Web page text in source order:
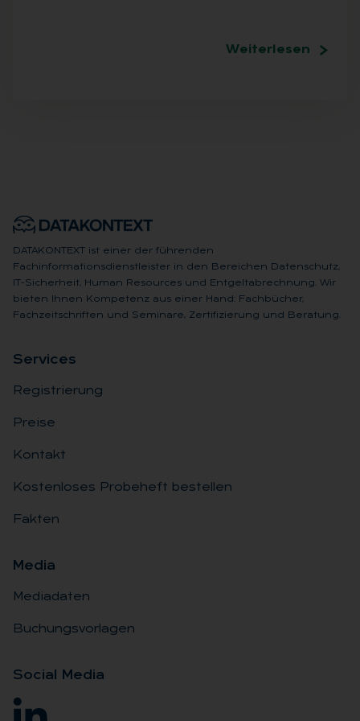
Weiterlesen
DATAKONTEXT ist einer der führenden
Fachinformationsdienstleister in den Bereichen Datenschutz,
IT-Sicherheit, Human Resources und Entgeltabrechnung. Wir
bieten Ihnen Kompetenz aus einer Hand: Fachbücher,
Fachzeitschriften und Seminare, Zertifizierung und Beratung.
Ser­vices
Registrierung
Preise
Kontakt
Kostenloses Probeheft bestellen
Fakten
Me­dia
Mediadaten
Buchungsvorlagen
So­ci­al Me­dia